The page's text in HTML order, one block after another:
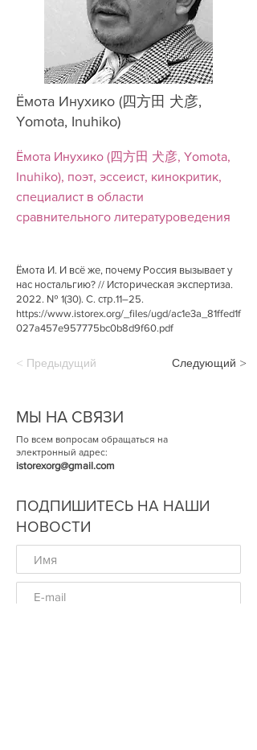
Ёмота Инухико (四方田 犬彦,
Yomota, Inuhiko)
Ёмота Инухико (四方田 犬彦, Yomota,
Inuhiko), поэт, эссеист, кинокритик,
специалист в области
сравнительного литературоведения
Ёмота И. И всё же, почему Россия вызывает у
нас ностальгию? // Историческая экспертиза.
2022. № 1(30). С. стр.11–25.
https://www.istorex.org/_files/ugd/ac1e3a_81ffed1f
027a457e957775bc0b8d9f60.pdf
< Предыдущий Следующий >
МЫ НА СВЯЗИ
По всем вопросам обращаться на
электронный адрес:
istorexorg@gmail.com
ПОДПИШИТЕСЬ НА НАШИ
НОВОСТИ